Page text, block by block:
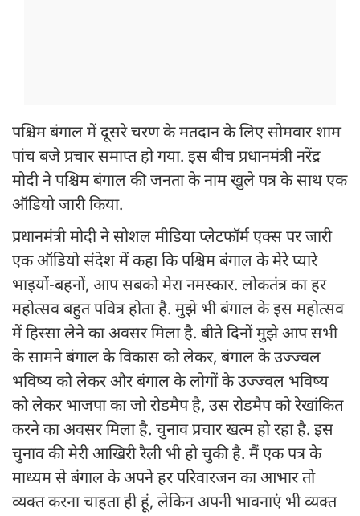
पश्चिम बंगाल में दूसरे चरण के मतदान के लिए सोमवार शाम
पांच बजे प्रचार समाप्त हो गया. इस बीच प्रधानमंत्री नरेंद्र
मोदी ने पश्चिम बंगाल की जनता के नाम खुले पत्र के साथ एक
ऑडियो जारी किया.
प्रधानमंत्री मोदी ने सोशल मीडिया प्लेटफॉर्म एक्स पर जारी
एक ऑडियो संदेश में कहा कि पश्चिम बंगाल के मेरे प्यारे
भाइयों-बहनों, आप सबको मेरा नमस्कार. लोकतंत्र का हर
महोत्सव बहुत पवित्र होता है. मुझे भी बंगाल के इस महोत्सव
में हिस्सा लेने का अवसर मिला है. बीते दिनों मुझे आप सभी
के सामने बंगाल के विकास को लेकर, बंगाल के उज्ज्वल
भविष्य को लेकर और बंगाल के लोगों के उज्ज्वल भविष्य
को लेकर भाजपा का जो रोडमैप है, उस रोडमैप को रेखांकित
करने का अवसर मिला है. चुनाव प्रचार खत्म हो रहा है. इस
चुनाव की मेरी आखिरी रैली भी हो चुकी है. मैं एक पत्र के
माध्यम से बंगाल के अपने हर परिवारजन का आभार तो
व्यक्त करना चाहता ही हूं, लेकिन अपनी भावनाएं भी व्यक्त